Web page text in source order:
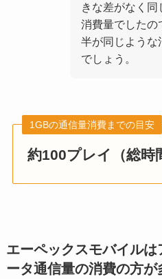
きな差がなく
消費量でしたの
半が同じような
でしょう。
1GBの通信量消費までの目安
約100プレイ（総時
エーペックスモバイル
ータ通信量の消費の方が